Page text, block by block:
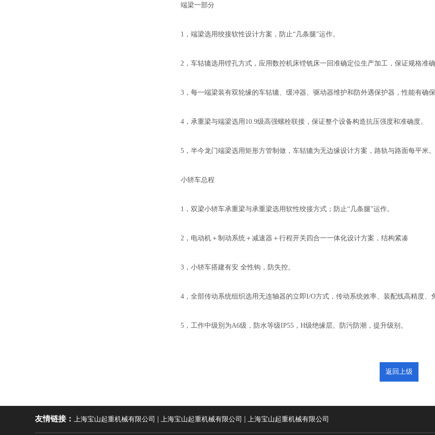
端梁一部分
1，端梁选用绞接软性设计方案，防止“几条腿”运作。
2，车轱辘选用镗孔方式，应用数控机床镗铣床一回准确定位生产加工，保证规格准
3，每一端梁装有双轮缘的车轱辘、缓冲器、驱动器维护和防外遇保护器，性能有确保
4，承重梁与端梁选用10.9级高强螺栓联接，保证整个设备构造抗压强度和准确度。
5，半今龙门端梁选用矩形方管制做，车轱辘为无边缘设计方案，路轨与路面每平米。
小轿车总程
1，双梁小轿车承重梁与承重梁选用软性绞接方式；防止“几条腿”运作。
2，电动机＋制动系统＋减速器＋行程开关四合一一体化设计方案，结构紧凑
3，小轿车搭建有安 全性钩，防失控。
4，全部传动系统组织选用无连轴器的立即I/O方式，传动系统效率、装配线高精度、
5，工作中级別为A6级，防水等级IP55，H级绝缘层。防污防潮，提升级别。
返回上级
友情链接： 上海宝山起重机械有限公司 | 上海宝山起重机械有限公司 | 上海宝山起重机械有限公司